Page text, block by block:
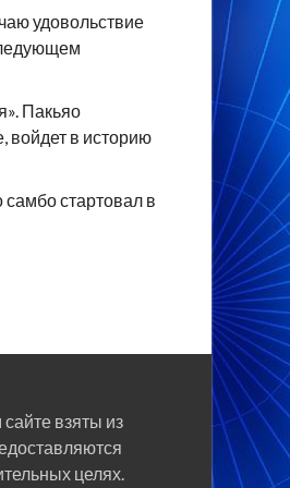
удовольствие
Пакьяо
войдет в историю
стартовал в
взяты из
целях.